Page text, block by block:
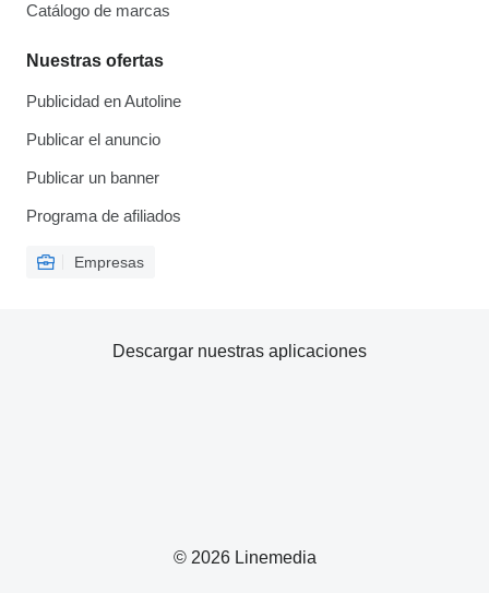
Catálogo de marcas
Nuestras ofertas
Publicidad en Autoline
Publicar el anuncio
Publicar un banner
Programa de afiliados
Empresas
© 2026 Linemedia
Descargar nuestras aplicaciones